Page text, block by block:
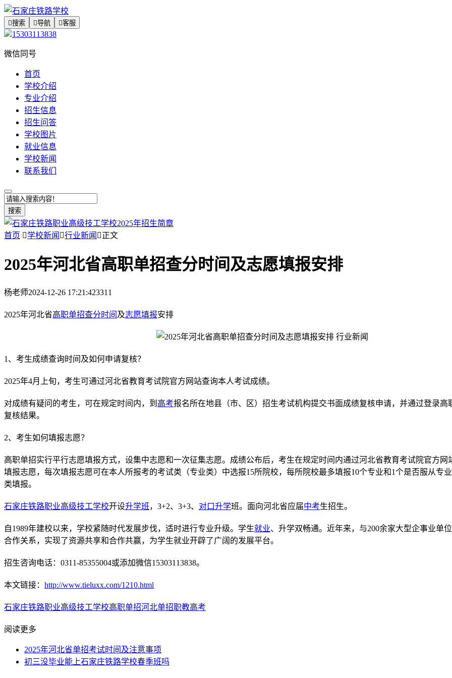
搜索 导航 客服
15303113838
微信同号
首页
学校介绍
专业介绍
招生信息
招生问答
学校图片
就业信息
学校新闻
联系我们
搜索
首页 学校新闻 行业新闻 正文
2025年河北省高职单招查分时间及志愿填报安排
杨老师2024-12-26 17:21:423311
2025年河北省高职单招查分时间 及志愿填报安排
1、考生成绩查询时间及如何申请复核？
2025年4月上旬，考生可通过河北省教育考试院官方网站查询本人考试成绩。
对成绩有疑问的考生，可在规定时间内，到 高考报名所在地县（市、区）招生考试机构提交书面成绩复核申请，并通过登录高
复核结果。
2、考生如何填报志愿？
高职单招实行平行志愿填报方式，设集中志愿和一次征集志愿。成绩公布后，考生在规定时间内通过河北省教育考试院官方网
填报志愿，每次填报志愿可在本人所报考的考试类（专业类）中选报15所院校，每所院校最多填报10个专业和1个是否服从专
类填报。
石家庄铁路职业高级技工学校开设升学班，3+2、3+3、 对口升学班。面向河北省应届中考生招生。
自1989年建校以来，学校紧随时代发展步伐，适时进行专业升级。学生就业、升学双畅通。近年来，与200余家大型企事业单
合作关系，实现了资源共享和合作共赢，为学生就业开辟了广阔的发展平台。
招生咨询电话：0311-85355004或添加微信15303113838。
本文链接： http://www.tieluxx.com/1210.html
石家庄铁路职业高级技工学校高职单招河北单招职教高考
阅读更多
2025年河北省单招考试时间及注意事项
初三没毕业能上石家庄铁路学校春季班吗